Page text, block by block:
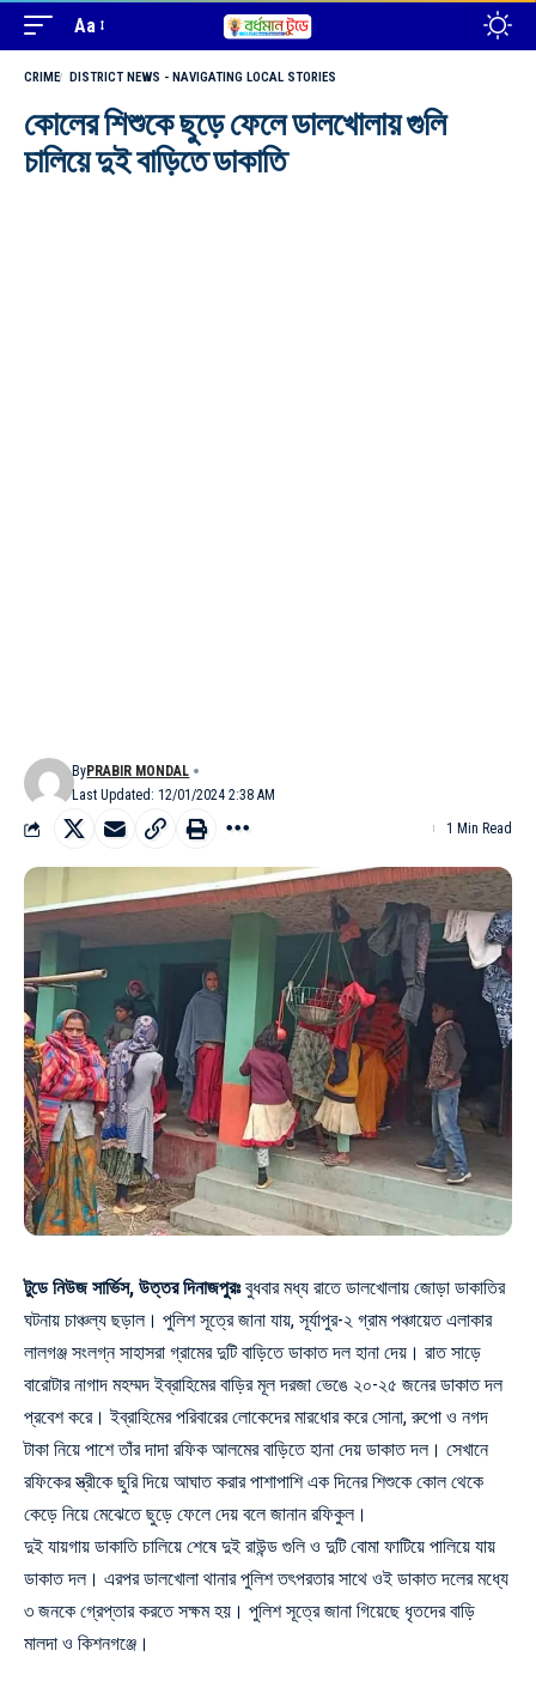
Aa
CRIME DISTRICT NEWS - NAVIGATING LOCAL STORIES
কোলের শিশুকে ছুড়ে ফেলে ডালখোলায় গুলি
চালিয়ে দুই বাড়িতে ডাকাতি
Last Updated: 12/01/2024 2:38 AM
ByPRABIR MONDAL
1 Min Read
টুডে নিউজ সার্ভিস, উত্তর দিনাজপুরঃবুধবার মধ্য রাতে ডালখোলায় জোড়া ডাকাতির
ঘটনায় চাঞ্চল্য ছড়াল। পুলিশ সূত্রে জানা যায়, সূর্যাপুর-২ গ্রাম পঞ্চায়েত এলাকার
লালগঞ্জ সংলগ্ন সাহাসরা গ্রামের দুটি বাড়িতে ডাকাত দল হানা দেয়। রাত সাড়ে
বারোটার নাগাদ মহম্মদ ইব্রাহিমের বাড়ির মূল দরজা ভেঙে ২০-২৫ জনের ডাকাত দল
প্রবেশ করে। ইব্রাহিমের পরিবারের লোকেদের মারধোর করে সোনা, রুপো ও নগদ
টাকা নিয়ে পাশে তাঁর দাদা রফিক আলমের বাড়িতে হানা দেয় ডাকাত দল। সেখানে
রফিকের স্ত্রীকে ছুরি দিয়ে আঘাত করার পাশাপাশি এক দিনের শিশুকে কোল থেকে
কেড়ে নিয়ে মেঝেতে ছুড়ে ফেলে দেয় বলে জানান রফিকুল।
দুই যায়গায় ডাকাতি চালিয়ে শেষে দুই রাউন্ড গুলি ও দুটি বোমা ফাটিয়ে পালিয়ে যায়
ডাকাত দল। এরপর ডালখোলা থানার পুলিশ তৎপরতার সাথে ওই ডাকাত দলের মধ্যে
৩ জনকে গ্রেপ্তার করতে সক্ষম হয়। পুলিশ সূত্রে জানা গিয়েছে ধৃতদের বাড়ি
মালদা ও কিশনগঞ্জে।